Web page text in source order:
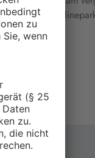
wir im